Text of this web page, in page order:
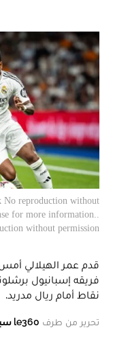
No reproduction without
for more information..
without permission.
قدم عمر الهيلالي
نقاط أمام ريال مدريد.
تحرير من طرف le360 سبور